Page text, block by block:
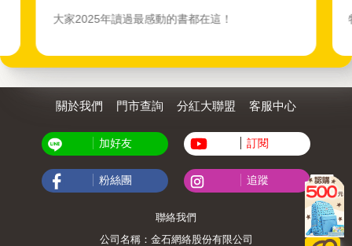
大家2025年讀過最感動的書都在這！
關於我們 門市查詢 分紅大聯盟 客服中心
加好友 訂閱
粉絲團 追蹤
聯絡我們
公司名稱：金石網絡股份有限公司